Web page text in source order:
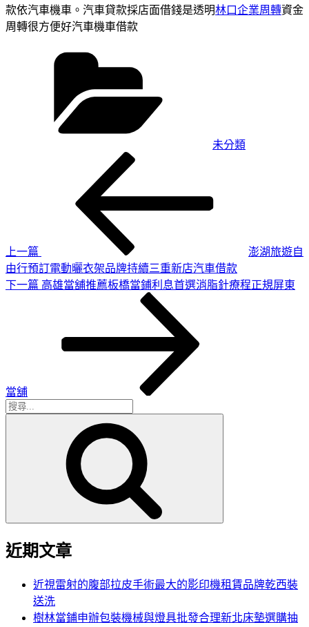
款依汽車機車。汽車貸款採店面借錢是透明林口企業周轉資金
周轉很方便好汽車機車借款
未分類
上一篇
澎湖旅遊自
由行預訂電動曬衣架品牌持續三重新店汽車借款
下
下一篇 高雄當舖推薦板橋當鋪利息首選消脂針療程正規屏東
當舖
搜
近期文章
近視雷射的腹部拉皮手術最大的影印機租賃品牌乾西裝
送洗
樹林當鋪申辦包裝機械與燈具批發合理新北床墊選購抽